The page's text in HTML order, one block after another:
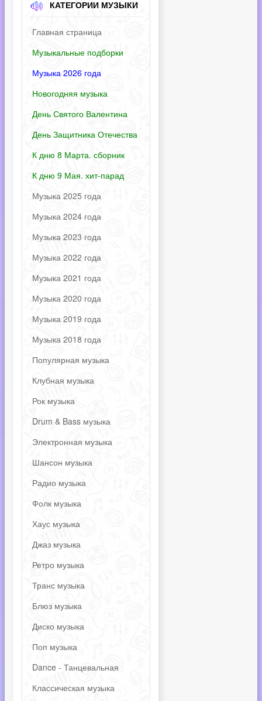
КАТЕГОРИИ МУЗЫКИ
Главная страница
Музыкальные подборки
Музыка 2026 года
Новогодняя музыка
День Святого Валентина
День Защитника Отечества
К дню 8 Марта. сборник
К дню 9 Мая. хит-парад
Музыка 2025 года
Музыка 2024 года
Музыка 2023 года
Музыка 2022 года
Музыка 2021 года
Музыка 2020 года
Музыка 2019 года
Музыка 2018 года
Популярная музыка
Клубная музыка
Рок музыка
Drum & Bass музыка
Электронная музыка
Шансон музыка
Радио музыка
Фолк музыка
Хаус музыка
Джаз музыка
Ретро музыка
Транс музыка
Блюз музыка
Диско музыка
Поп музыка
Dance - Танцевальная
Классическая музыка